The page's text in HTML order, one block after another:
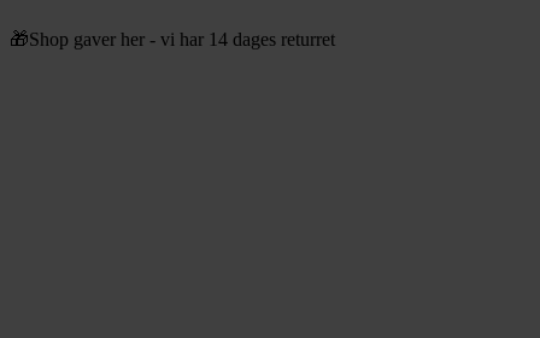
til
🎁Shop gaver her - vi har 14 dages returret